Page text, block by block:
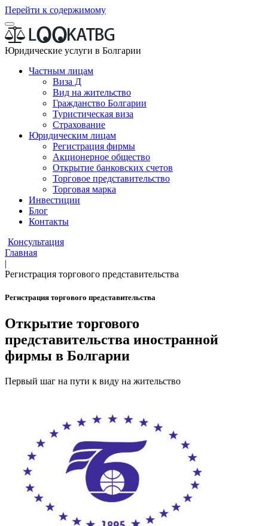
Перейти к содержимому
Юридические услуги в Болгарии
Частным лицам
Виза Д
Вид на жительство
Гражданство Болгарии
Туристическая виза
Страхование
Юридическим лицам
Регистрация фирмы
Акционерное общество
Открытие банковских счетов
Торговое представительство
Торговая марка
Инвестиции
Блог
Контакты
Консультация
Главная
|
Регистрация торгового представительства
Регистрация торгового представительства
Открытие торгового
представительства иностранной
фирмы в Болгарии
Первый шаг на пути к виду на жительство